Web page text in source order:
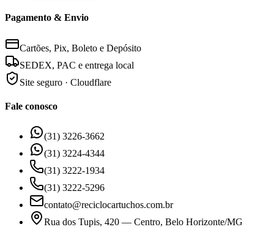
Pagamento & Envio
Cartões, Pix, Boleto e Depósito
SEDEX, PAC e entrega local
Site seguro · Cloudflare
Fale conosco
(31) 3226-3662
(31) 3224-4344
(31) 3222-1934
(31) 3222-5296
contato@reciclocartuchos.com.br
Rua dos Tupis, 420 — Centro, Belo Horizonte/MG